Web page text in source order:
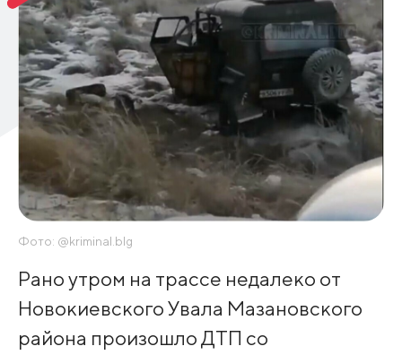
Фото: @kriminal.blg
Рано утром на трассе недалеко от
Новокиевского Увала Мазановского
района произошло ДТП со